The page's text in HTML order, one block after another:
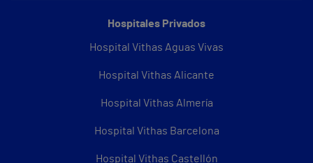
Hospitales Privados
Hospital Vithas Aguas Vivas
Hospital Vithas Alicante
Hospital Vithas Almería
Hospital Vithas Barcelona
Hospital Vithas Castellón